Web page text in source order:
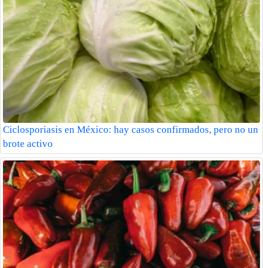
Ciclosporiasis en México: hay casos confirmados, pero no un
brote activo